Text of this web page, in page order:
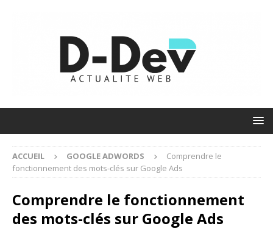
ACCUEIL GOOGLE ADWORDS
Comprendre le
fonctionnement des mots-clés sur Google Ads
Comprendre le fonctionnement
des mots-clés sur Google Ads